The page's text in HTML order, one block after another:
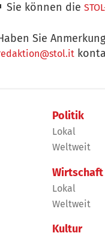
Sie können die
Sie
Politik
Lokal
Weltweit
Wirtschaft
Lokal
Weltweit
Kultur